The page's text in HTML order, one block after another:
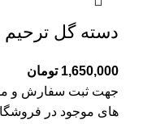
دسته گل ترحیم
1,650,000 تومان
جهت ثبت سفارش و
های موجود در فروشگاه